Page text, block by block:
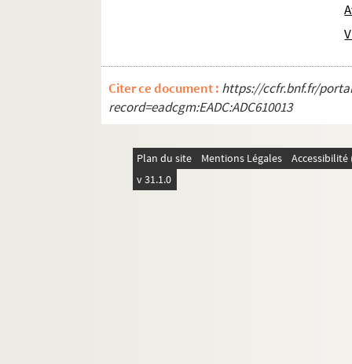
Citer ce document : https://ccfr.bnf.fr/
record=eadcgm:EADC:ADC610013
Plan du site Mentions Légales
v 31.1.0